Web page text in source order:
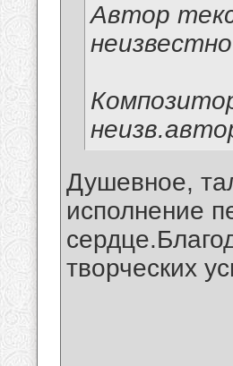
Автор
неизвестно
Душевное,
исполнение
творческих